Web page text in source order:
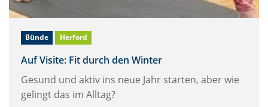
Bünde Herford
Auf Visite: Fit durch den Winter
Gesund und aktiv ins neue Jahr starten, aber wie
gelingt das im Alltag?